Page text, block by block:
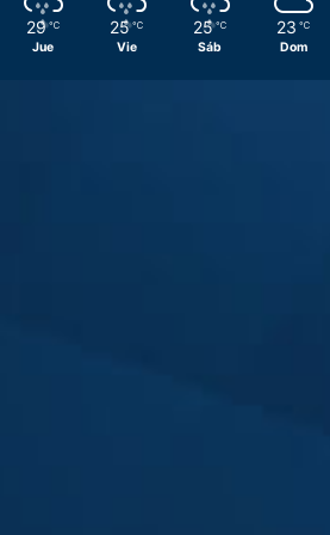
29 ℃
Jue
25 ℃
Vie
25 ℃
Sáb
23 ℃
Dom